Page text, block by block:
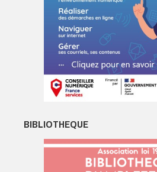
BIBLIOTHEQUE